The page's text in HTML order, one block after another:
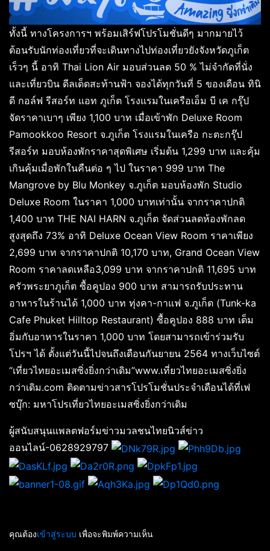
ทั้งนี้ ทางโครงการฯ พร้อมเสิร์ฟโปรโมชั่นดีๆ มากมายไว้
ต้อนรับนักท่องเที่ยวที่จะเดินทางไปท่องเที่ยวยังจังหวัดภูเก็ต
เร็วๆ นี้ อาทิ Thai Lion Air มอบส่วนลด 50 % ไม่จำกัดที่นั่ง
และเที่ยวบิน ดีลเด็ดสะท้านฟ้า จองได้ทุกวันที่ 5 ของเดือน ทินิ
ดี กอล์ฟ รีสอร์ท แอท ภูเก็ต โรงแรมในเครือเอ็ม บี เค กรุ๊ป
จัดราคาเบาๆ เพียง 1,100 บาท เมื่อเข้าพัก Deluxe Room
Pamookkoo Resort จ.ภูเก็ต โรงแรมในเครือ กะตะกรุ๊ป
รีสอร์ท มอบห้องพักราคาสุดพิเศษ เริ่มต้น 1,299 บาท และคุ้ม
เกินคุ้มเมื่อพักในคืนต่อ ๆ ไป ในราคา 999 บาท The
Mangrove by Blu Monkey จ.ภูเก็ต มอบห้องพัก Studio
Deluxe Room ในราคา 1,000 บาทเท่านั้น จากราคาปกติ
1,400 บาท THE NAI HARN จ.ภูเก็ต จัดส่วนลดห้องพักลด
สูงสุดถึง 73% อาทิ Deluxe Ocean View Room ราคาเพียง
2,699 บาท จากราคาปกติ 10,170 บาท, Grand Ocean View
Room ราคาลดเหลือ3,099 บาท จากราคาปกติ 11,695 บาท
ครัวพระยาภูเก็ต ซื้อคูปอง 900 บาท สามารถรับประทาน
อาหารในร้านได้ 1,000 บาท ทุ่งคา-กาแฟ จ.ภูเก็ต (Tunk-ka
Cafe Phuket Hilltop Restaurant) ซื้อคูปอง 888 บาท เต็ม
อิ่มกับอาหารในราคา 1,000 บาท โดยสามารถเข้าร่วมรับ
โปรฯ ได้ ตั้งแต่วันนี้ไปจนถึงเดือนกันยายน 2564 ทางเว็บไซต์
“เที่ยวไทยอะเมสซิ่งยิ่งกว่าเดิม”www.เที่ยวไทยอะเมสซิ่งยิ่ง
กว่าเดิม.com ติดตามข่าวสารโปรโมชั่นประจำเดือนได้ที่เฟ
ซบุ๊ก: มหาโปรเที่ยวไทยอะเมสซิ่งยิ่งกว่าเดิม
ผู้สนับสนุนแพลตฟอร์มข่าวมวลชนไทยนิวส์ข่าว
ออนไลน์-0628929797
คุณต้องเข้าสู่ระบบ เพื่อจะพิมพ์ความเห็น